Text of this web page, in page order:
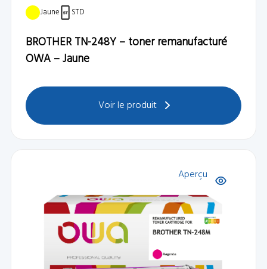
Jaune STD
BROTHER TN-248Y – toner remanufacturé
OWA – Jaune
Voir le produit
Aperçu